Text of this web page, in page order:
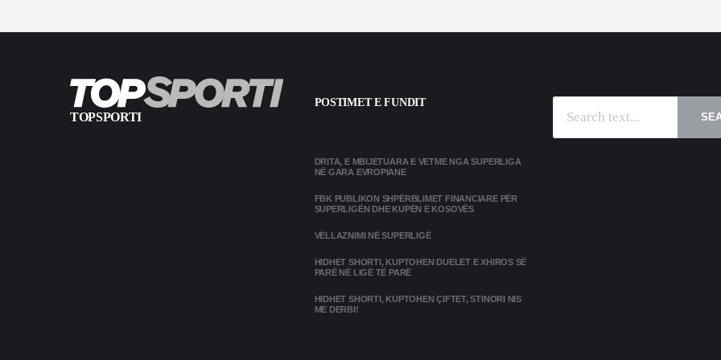
TOPSPORTI
POSTIMET E FUNDIT
DRITA, E MBIJETUARA E VETME NGA SUPERLIGA
NË GARA EVROPIANE
FBK PUBLIKON SHPËRBLIMET FINANCIARE PËR
SUPERLIGËN DHE KUPËN E KOSOVËS
VËLLAZNIMI NË SUPERLIGË
HIDHET SHORTI, KUPTOHEN DUELET E XHIROS SË
PARË NË LIGË TË PARË
HIDHET SHORTI, KUPTOHEN ÇIFTET, STINORI NIS
ME DERBI!